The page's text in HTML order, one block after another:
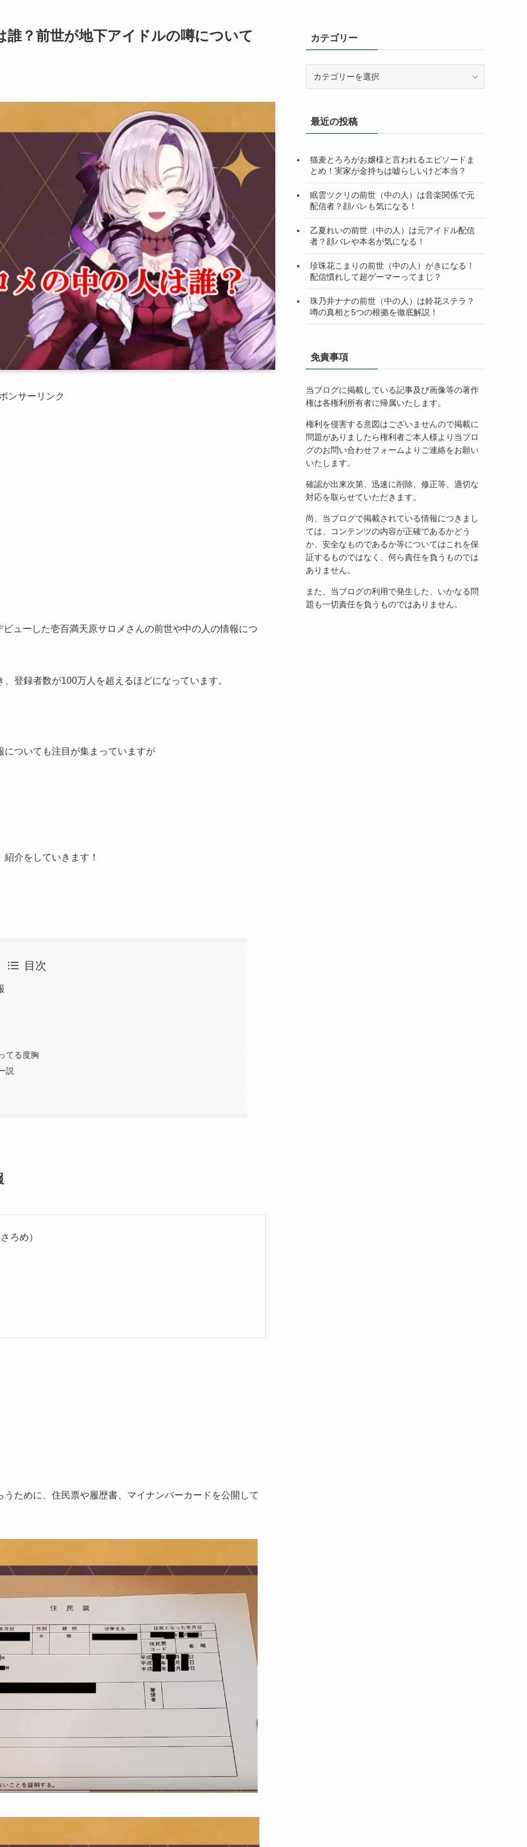
誰？前世が地下アイドルの噂について
ンサーリンク
ューした壱百満天原サロメさんの前世や中の人の情報につ
登録者数が100万人を超えるほどになっています。
ついても注目が集まっていますが
介をしていきます！
目次
てる度胸
説
ろめ）
ために、住民票や履歴書、マイナンバーカードを公開して
カテゴリー
ー最近の投稿
猫麦とろろがお嬢様と言われるエピソードま
とめ！実家が金持ちは嘘らしいけど本当？
眠雲ツクリの前世（中の人）は音楽関係で元
配信者？顔バレも気になる！
乙夏れいの前世（中の人）は元アイドル配信
者？顔バレや本名が気になる！
珍珠花こまりの前世（中の人）がきになる！
配信慣れして超ゲーマーってまじ？
珠乃井ナナの前世（中の人）は鈴花ステラ？
噂の真相と5つの根拠を徹底解説！
免責事項
当ブログに掲載している記事及び画像等の著作
権は各権利所有者に帰属いたします。
権利を侵害する意図はございませんので掲載に
問題がありましたら権利者ご本人様より当ブロ
グのお問い合わせフォームよりご連絡をお願い
いたします。
確認が出来次第、迅速に削除、修正等、適切な
対応を取らせていただきます。
尚、当ブログで掲載されている情報につきまし
ては、コンテンツの内容が正確であるかどう
か、安全なものであるか等についてはこれを保
証するものではなく、何ら責任を負うものでは
ありません。
また、当ブログの利用で発生した、いかなる問
題も一切責任を負うものではありません。